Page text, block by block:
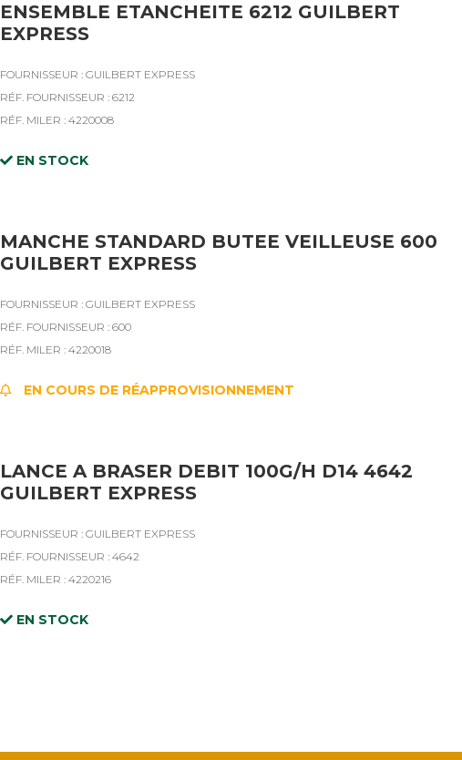
ENSEMBLE ETANCHEITE 6212 GUILBERT
EXPRESS
FOURNISSEUR : GUILBERT EXPRESS
RÉF. FOURNISSEUR : 6212
RÉF. MILER : 4220008
EN STOCK
MANCHE STANDARD BUTEE VEILLEUSE 600
GUILBERT EXPRESS
FOURNISSEUR : GUILBERT EXPRESS
RÉF. FOURNISSEUR : 600
RÉF. MILER : 4220018
EN COURS DE RÉAPPROVISIONNEMENT
LANCE A BRASER DEBIT 100G/H D14 4642
GUILBERT EXPRESS
FOURNISSEUR : GUILBERT EXPRESS
RÉF. FOURNISSEUR : 4642
RÉF. MILER : 4220216
EN STOCK